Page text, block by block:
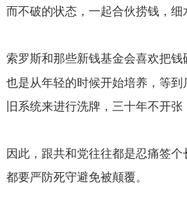
而不破的状态，一起合伙捞钱，细
索罗斯和那些新钱基金会喜欢把钱
也是从年轻的时候开始培养，等
旧系统来进行洗牌，三十年不开张
因此，跟共和党往往都是忍痛签
都要严防死守避免被颠覆。